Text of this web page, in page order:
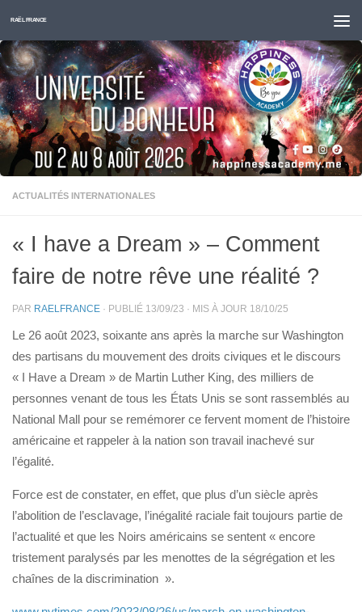
Skip to content
RAËL FRANCE
ACTUALITÉS INTERNATIONALES
« I have a Dream » – Comment
faire de notre rêve une réalité ?
PAR RAELFRANCE · PUBLIÉ 13/09/23 · MIS À JOUR 18/10/25
Le 26 août 2023, soixante ans après la marche sur Washington
des partisans du mouvement des droits civiques et le discours
« I Have a Dream » de Martin Luther King, des milliers de
personnes venant de tous les États Unis se sont rassemblés au
National Mall pour se remémorer ce fervent moment de l’histoire
américaine et rappeler à la nation son travail inachevé sur
l’égalité.
Force est de constater, en effet, que plus d’un siècle après
l’abolition de l’esclavage, l’inégalité raciale fait toujours partie de
l’actualité et que les Noirs américains se sentent « encore
tristement paralysés par les menottes de la ségrégation et les
chaînes de la discrimination ».